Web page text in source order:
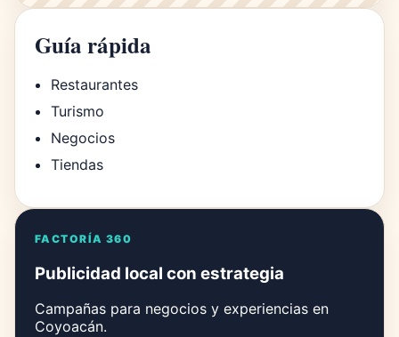
Guía rápida
Restaurantes
Turismo
Negocios
Tiendas
FACTORÍA 360
Publicidad local con estrategia
Campañas para negocios y experiencias en
Coyoacán.